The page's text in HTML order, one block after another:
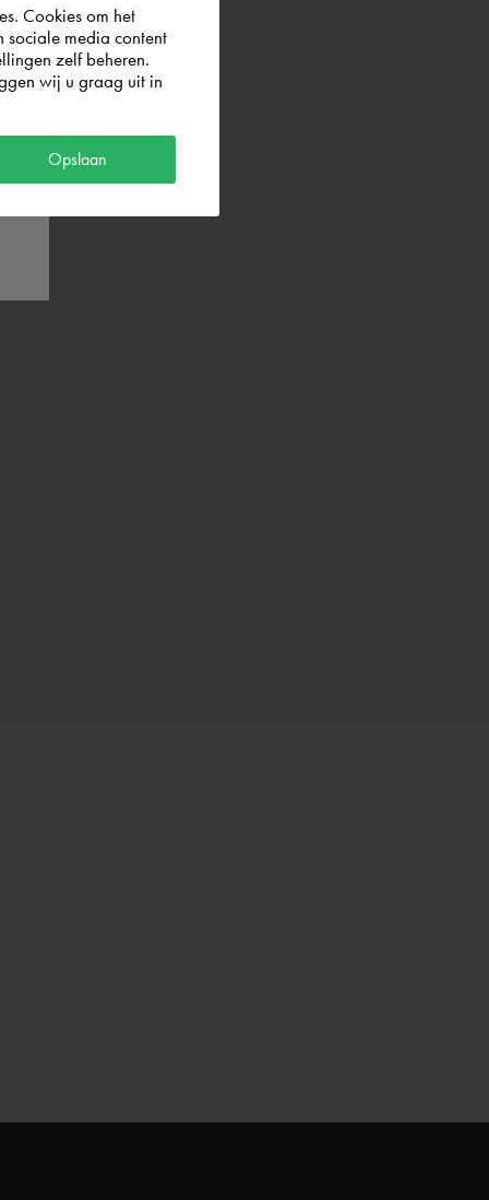
Cookies om het
sociale media content
zelf beheren.
wij u graag uit in
Opslaan